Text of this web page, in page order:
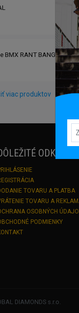
RANT BANG UR
viac produktov
ODKAZY
TOVARU A PLATBA
TOVARU A
OSOBNÝCH
PODMIENKY
DIAMONDS s.r.o.